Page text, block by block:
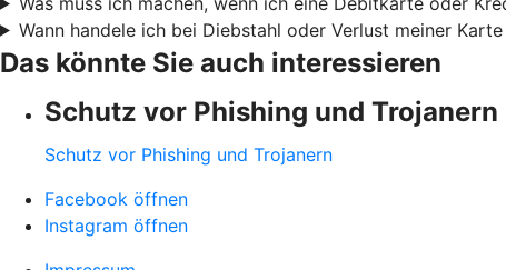
Wann handele ich bei Diebstahl oder Verlust meiner
Das könnte Sie auch interessieren
Schutz vor Phishing und Trojanern
Schutz vor Phishing und Trojanern
Facebook öffnen
Instagram öffnen